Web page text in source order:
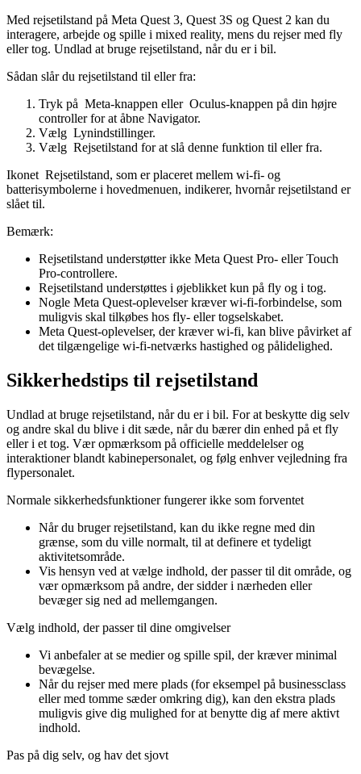
Med rejsetilstand på Meta Quest 3, Quest 3S og Quest 2 kan du
interagere, arbejde og spille i mixed reality, mens du rejser med fly
eller tog. Undlad at bruge rejsetilstand, når du er i bil.
Sådan slår du rejsetilstand til eller fra:
Tryk på Meta-knappen eller Oculus-knappen på din højre
controller for at åbne Navigator.
Vælg Lynindstillinger.
Vælg Rejsetilstand for at slå denne funktion til eller fra.
Ikonet Rejsetilstand, som er placeret mellem wi-fi- og
batterisymbolerne i hovedmenuen, indikerer, hvornår rejsetilstand er
slået til.
Bemærk:
Rejsetilstand understøtter ikke Meta Quest Pro- eller Touch
Pro-controllere.
Rejsetilstand understøttes i øjeblikket kun på fly og i tog.
Nogle Meta Quest-oplevelser kræver wi-fi-forbindelse, som
muligvis skal tilkøbes hos fly- eller togselskabet.
Meta Quest-oplevelser, der kræver wi-fi, kan blive påvirket af
det tilgængelige wi-fi-netværks hastighed og pålidelighed.
Sikkerhedstips til rejsetilstand
Undlad at bruge rejsetilstand, når du er i bil. For at beskytte dig selv
og andre skal du blive i dit sæde, når du bærer din enhed på et fly
eller i et tog. Vær opmærksom på officielle meddelelser og
interaktioner blandt kabinepersonalet, og følg enhver vejledning fra
flypersonalet.
Normale sikkerhedsfunktioner fungerer ikke som forventet
Når du bruger rejsetilstand, kan du ikke regne med din
grænse, som du ville normalt, til at definere et tydeligt
aktivitetsområde.
Vis hensyn ved at vælge indhold, der passer til dit område, og
vær opmærksom på andre, der sidder i nærheden eller
bevæger sig ned ad mellemgangen.
Vælg indhold, der passer til dine omgivelser
Vi anbefaler at se medier og spille spil, der kræver minimal
bevægelse.
Når du rejser med mere plads (for eksempel på businessclass
eller med tomme sæder omkring dig), kan den ekstra plads
muligvis give dig mulighed for at benytte dig af mere aktivt
indhold.
Pas på dig selv, og hav det sjovt